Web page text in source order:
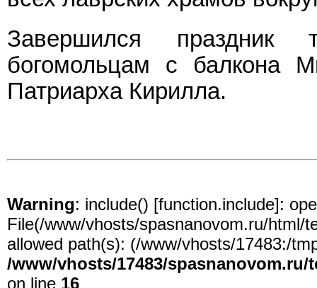
Завершился праздник
богомольцам с балкона
Патриарха Кирилла.
Warning: include() [function.include]:
File(/www/vhosts/spasnanovom.ru/html/
allowed path(s): (/www/vhosts/17483:/
/www/vhosts/17483/
on line 16